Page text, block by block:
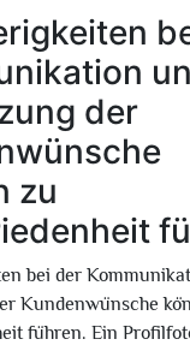
der
zu
bei der
Kundenwünsche
führen. Ein